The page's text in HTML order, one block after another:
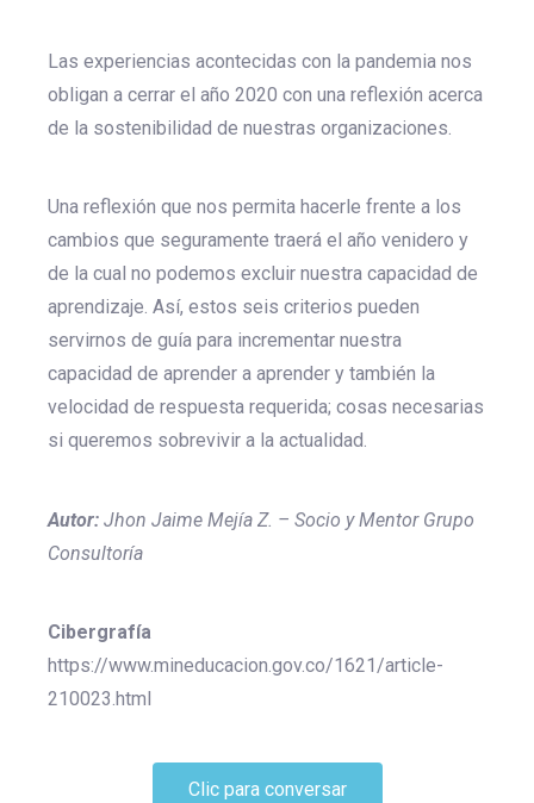
Las experiencias acontecidas con la pandemia nos
obligan a cerrar el año 2020 con una reflexión acerca
de la sostenibilidad de nuestras organizaciones.
Una reflexión que nos permita hacerle frente a los
cambios que seguramente traerá el año venidero y
de la cual no podemos excluir nuestra capacidad de
aprendizaje. Así, estos seis criterios pueden
servirnos de guía para incrementar nuestra
capacidad de aprender a aprender y también la
velocidad de respuesta requerida; cosas necesarias
si queremos sobrevivir a la actualidad.
Autor: Jhon Jaime Mejía Z. – Socio y Mentor Grupo
Consultoría
Cibergrafía
https://www.mineducacion.gov.co/1621/article-
210023.html
Clic para conversar